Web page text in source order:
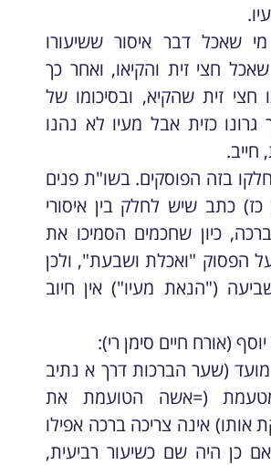
שאכל דבר איסור ששיעורו
חצי זית והקיאו, ואחר כך
זית שהקיא, ובסיכומו של
כזית אבל מעיו לא נהנו
חייב.
בזה הפוסקים. בשו"ת פנים
כז) כתב שיש לחלק בין איסורי
כיון שחכמים הסמיכו את
הפסוק "ואכלת ושבעת", ולכן
("הנאת מעיו") אין חיוב
(אורח חיים סימן רי):
(שער הברכות דרך א נתיב
(=אשה הטועמת את
אותו) אינה צריכה ברכה אפילו
כן היה שם כשיעור רביעית,